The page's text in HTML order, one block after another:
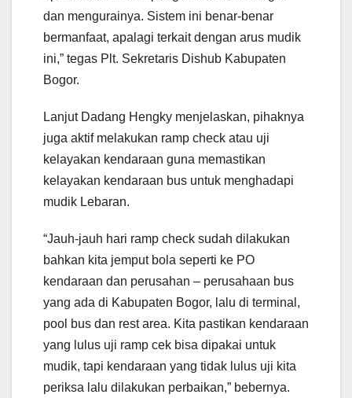
dan mengurainya. Sistem ini benar-benar
bermanfaat, apalagi terkait dengan arus mudik
ini,” tegas Plt. Sekretaris Dishub Kabupaten
Bogor.
Lanjut Dadang Hengky menjelaskan, pihaknya
juga aktif melakukan ramp check atau uji
kelayakan kendaraan guna memastikan
kelayakan kendaraan bus untuk menghadapi
mudik Lebaran.
“Jauh-jauh hari ramp check sudah dilakukan
bahkan kita jemput bola seperti ke PO
kendaraan dan perusahan – perusahaan bus
yang ada di Kabupaten Bogor, lalu di terminal,
pool bus dan rest area. Kita pastikan kendaraan
yang lulus uji ramp cek bisa dipakai untuk
mudik, tapi kendaraan yang tidak lulus uji kita
periksa lalu dilakukan perbaikan,” bebernya.